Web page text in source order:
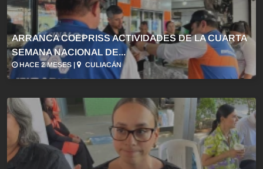
ARRANCA COEPRISS ACTIVIDADES DE LA CUARTA
SEMANA NACIONAL DE...
HACE 2 MESES | CULIACÁN